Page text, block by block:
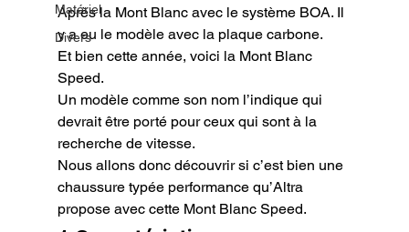
Matériel
Divers
Après la Mont Blanc avec le système BOA. Il
y a eu le modèle avec la plaque carbone.
Et bien cette année, voici la Mont Blanc
Speed.
Un modèle comme son nom l’indique qui
devrait être porté pour ceux qui sont à la
recherche de vitesse.
Nous allons donc découvrir si c’est bien une
chaussure typée performance qu’Altra
propose avec cette Mont Blanc Speed.